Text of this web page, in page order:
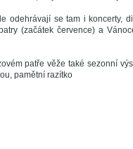
odehrávají se tam i koncerty,
(začátek července) a
patře věže také sezonní
pamětní razítko